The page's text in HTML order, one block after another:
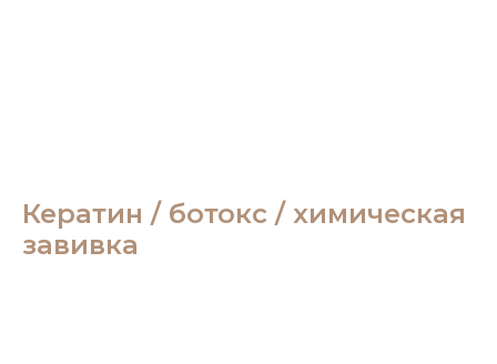
Кератин / ботокс / химическая
завивка